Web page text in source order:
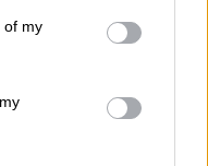
of mysector. Ha
comunicando
diferentes